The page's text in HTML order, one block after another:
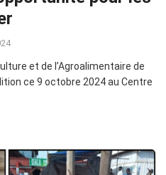
et de l’Agroalimentaire de
ce 9 octobre 2024 au Centre